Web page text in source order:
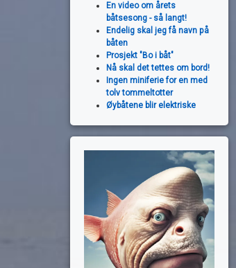
En video om årets
båtsesong - så langt!
Endelig skal jeg få navn på
båten
Prosjekt "Bo i båt"
Nå skal det tettes om bord!
Ingen miniferie for en med
tolv tommeltotter
Øybåtene blir elektriske